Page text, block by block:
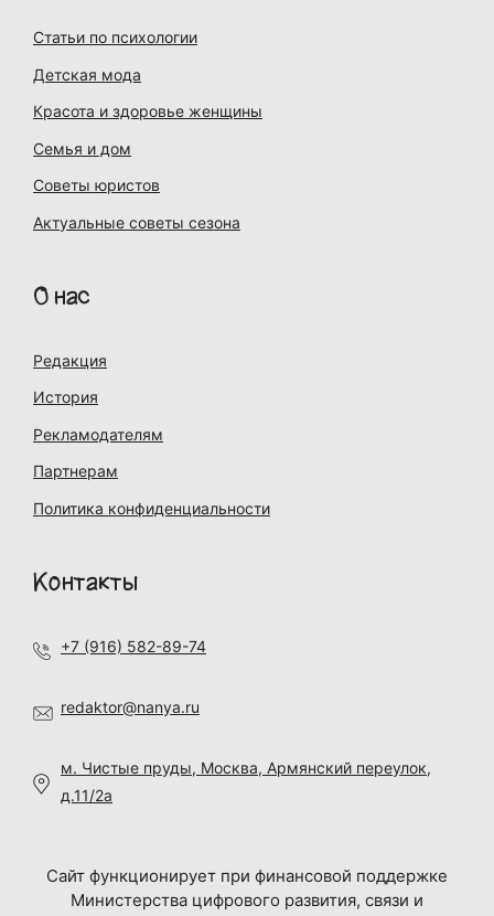
Статьи по психологии
Детская мода
Красота и здоровье женщины
Семья и дом
Советы юристов
Актуальные советы сезона
О нас
Редакция
История
Рекламодателям
Партнерам
Политика конфиденциальности
Контакты
+7 (916) 582-89-74
redaktor@nanya.ru
м. Чистые пруды, Москва, Армянский переулок,
д.11/2а
Сайт функционирует при финансовой поддержке
Министерства цифрового развития, связи и